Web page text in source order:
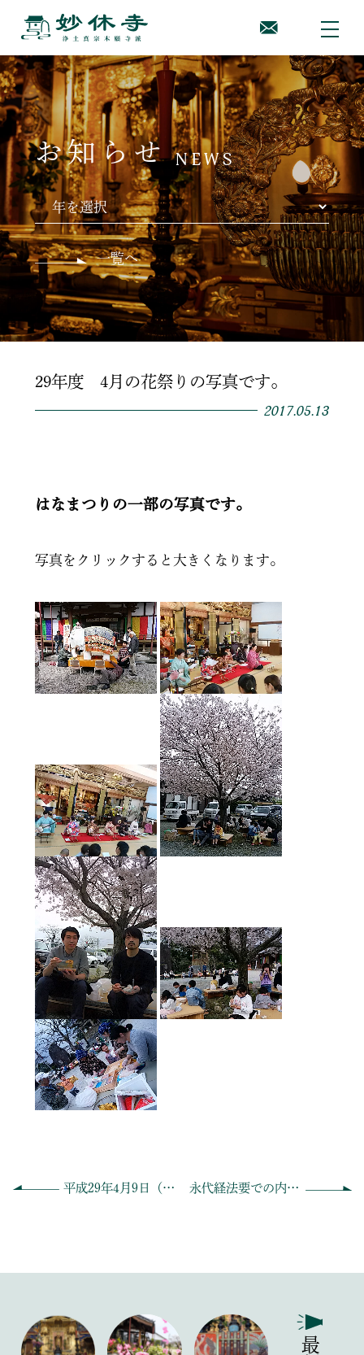
NEWS
お知らせ
一覧へ
29年度 4月の花祭りの写真です。
2017.05.13
はなまつりの一部の写真です。
写真をクリックすると大きくなります。
平成29年4月9日（日）花まつりのご案内です！ 永代経法要での内陣のおかざりの様子です